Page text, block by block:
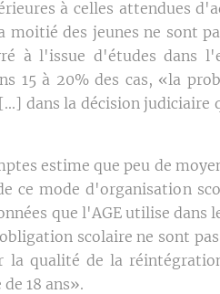
à celles attendues
moitié des jeunes ne sont
à l'issue d'études dans
15 à 20% des cas, «la
dans la décision judiciaire
estime que peu de
ce mode d'organisation
que l'AGE utilise dans
scolaire ne sont
la qualité de la
18 ans».